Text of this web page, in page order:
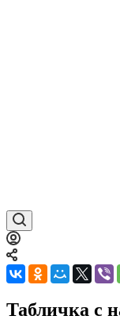
Табличка с